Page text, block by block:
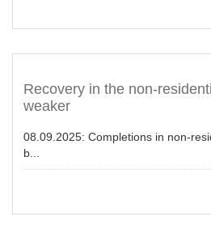
Recovery in the non-
weaker
08.09.2025: Completions in non-
b...